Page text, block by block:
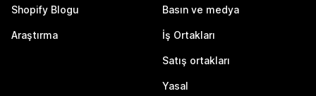
Shopify Blogu
Araştırma
Basın ve medya
İş Ortakları
Satış ortakları
Yasal